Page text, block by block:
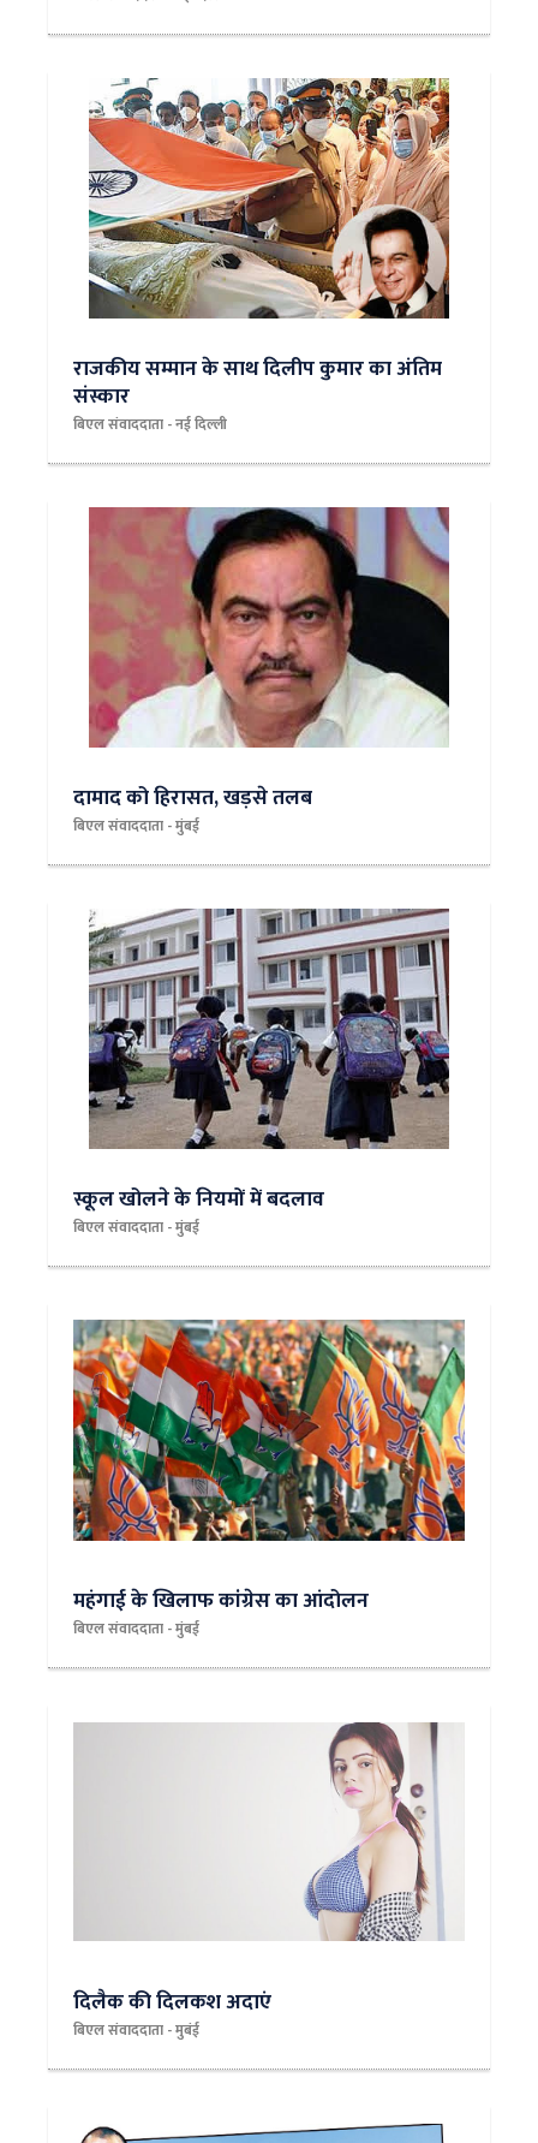
राजकीय सम्मान के साथ दिलीप कुमार का अंतिम
संस्कार
बिएल संवाददाता - नई दिल्ली
दामाद को हिरासत, खड़से तलब
बिएल संवाददाता - मुंबई
स्कूल खोलने के नियमों में बदलाव
बिएल संवाददाता - मुंबई
महंगाई के खिलाफ कांग्रेस का आंदोलन
बिएल संवाददाता - मुंबई
दिलैक की दिलकश अदाएं
बिएल संवाददाता - मुबंई